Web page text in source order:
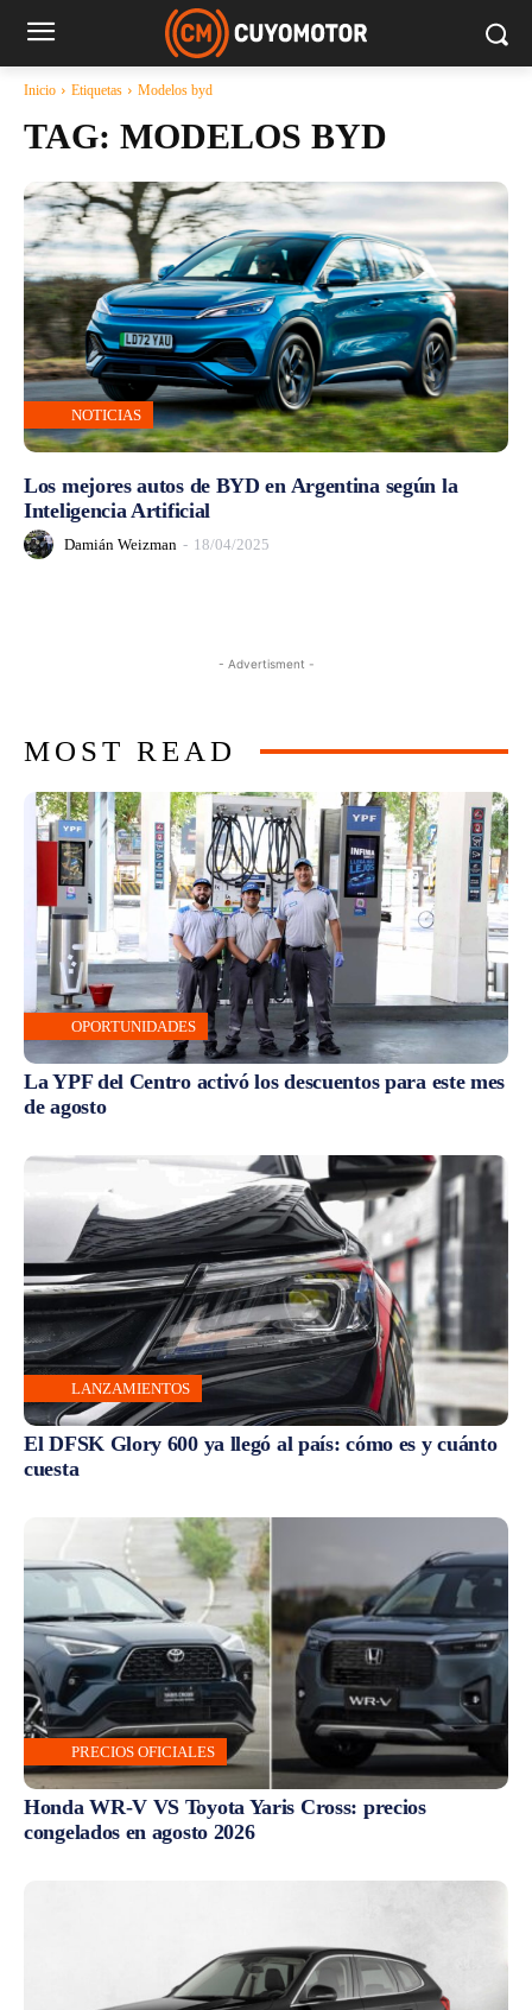
Inicio Etiquetas Modelos byd
TAG: MODELOS BYD
NOTICIAS
Los mejores autos de BYD en Argentina según la
Inteligencia Artificial
Damián Weizman - 18/04/2025
- Advertisment -
MOST READ
OPORTUNIDADES
La YPF del Centro activó los descuentos para este mes
de agosto
LANZAMIENTOS
El DFSK Glory 600 ya llegó al país: cómo es y cuánto
cuesta
PRECIOS OFICIALES
Honda WR-V VS Toyota Yaris Cross: precios
congelados en agosto 2026